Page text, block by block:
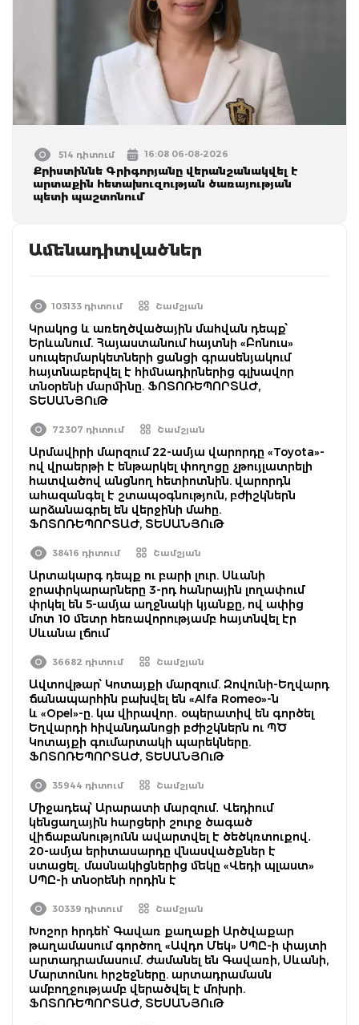
514 դիտում 16:08 06-08-2026
Քրիստիննե Գրիգորյանը վերանշանակվել է
արտաքին հետախուզության ծառայության
պետի պաշտոնում
Ամենադիտվածներ
103133 դիտում Շամշյան
Կրակոց և առեղծվածային մահվան դեպք՝
Երևանում. Հայաստանում հայտնի «Բոնուս»
սուպերմարկետների ցանցի գրասենյակում
հայտնաբերվել է հիմնադիրներից գլխավոր
տնօրենի մարմինը. ՖՈՏՈՌԵՊՈՐՏԱԺ,
ՏԵՍԱՆՅՈւԹ
72307 դիտում Շամշյան
Արմավիրի մարզում 22-ամյա վարորդը «Toyota»-
ով վրաերթի է ենթարկել փողոցը չթույլատրելի
հատվածով անցնող հետիոտնին. վարորդն
ահազանգել է շտապօգնություն, բժիշկներն
արձանագրել են վերջինի մահը.
ՖՈՏՈՌԵՊՈՐՏԱԺ, ՏԵՍԱՆՅՈւԹ
38416 դիտում Շամշյան
Արտակարգ դեպք ու բարի լուր. Սևանի
ջրափրկարարները 3-րդ հանրային լողափում
փրկել են 5-ամյա աղջնակի կյանքը, ով ափից
մոտ 10 մետր հեռավորությամբ հայտնվել էր
Սևանա լճում
36682 դիտում Շամշյան
Ավտովթար՝ Կոտայքի մարզում. Զովունի-Եղվարդ
ճանապարհին բախվել են «Alfa Romeo»-ն
և «Opel»-ը. կա վիրավոր․ օպերատիվ են գործել
Եղվարդի հիվանդանոցի բժիշկներն ու ՊԾ
Կոտայքի գումարտակի պարեկները.
ՖՈՏՈՌԵՊՈՐՏԱԺ, ՏԵՍԱՆՅՈւԹ
35944 դիտում Շամշյան
Միջադեպ՝ Արարատի մարզում․ Վեդիում
կենցաղային հարցերի շուրջ ծագած
վիճաբանությունն ավարտվել է ծեծկռտուքով․
20-ամյա երիտասարդը վնասվածքներ է
ստացել․ մասնակիցներից մեկը «Վեդի պլաստ»
ՍՊԸ-ի տնօրենի որդին է
30339 դիտում Շամշյան
Խոշոր հրդեհ՝ Գավառ քաղաքի Արծվաքար
թաղամասում գործող «Ավդո Մեկ» ՍՊԸ-ի փայտի
արտադրամասում. ժամանել են Գավառի, Սևանի,
Մարտունու հրշեջները. արտադրամասն
ամբողջությամբ վերածվել է մոխրի.
ՖՈՏՈՌԵՊՈՐՏԱԺ, ՏԵՍԱՆՅՈւԹ